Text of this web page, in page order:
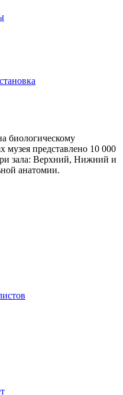
биологическому
музея представлено 10 000
зала: Верхний, Нижний и
анатомии.